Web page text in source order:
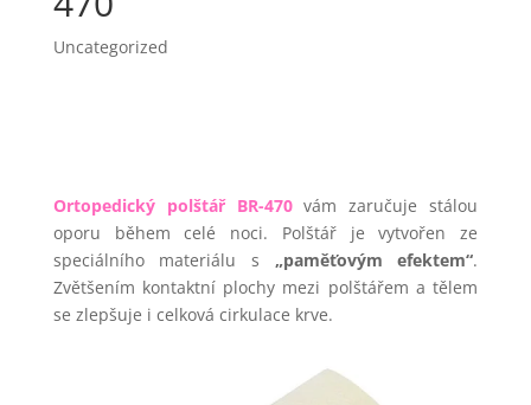
Uncategorized
Ortopedický polštář BR-470vám zaručuje stálou
oporu během celé noci. Polštář je vytvořen ze
speciálního materiálu s „paměťovým efektem“.
Zvětšením kontaktní plochy mezi polštářem a tělem
se zlepšuje i celková cirkulace krve.